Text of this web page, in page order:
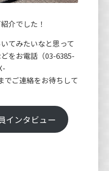
介でした！
てみたいなと思って
をお電話（03-6385-
ご連絡をお待ちして
インタビュー